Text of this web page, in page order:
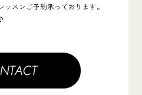
スンご予約承っております。